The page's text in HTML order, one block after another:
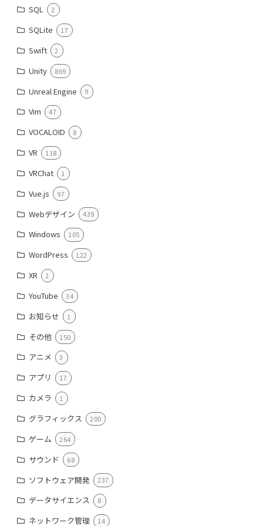
SQL 2
SQLite 17
Swift 2
Unity 869
Unreal Engine 9
Vim 47
VOCALOID 8
VR 118
VRChat 1
Vue.js 97
Webデザイン 439
Windows 105
WordPress 122
XR 2
YouTube 34
お知らせ 1
その他 150
アニメ 3
アプリ 17
カメラ 1
グラフィックス 200
ゲーム 264
サウンド 68
ソフトウェア開発 237
データサイエンス 8
ネットワーク管理 14